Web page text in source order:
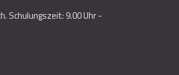
Schulungszeit: 9.00 Uhr -